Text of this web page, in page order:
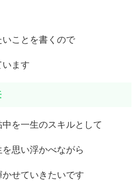
ことを書くので
ます
を一生のスキルとして
思い浮かべながら
せていきたいです